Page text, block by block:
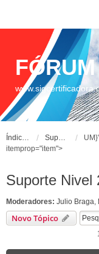
Índice do fórum Suporte Nivel 2
itemprop="item">
Suporte Nivel
Moderadores: Julio Braga,
Novo Tópico